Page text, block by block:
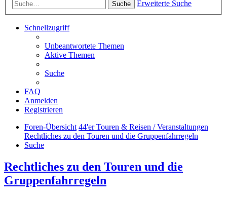
Suche Erweiterte Suche
Schnellzugriff
Unbeantwortete Themen
Aktive Themen
Suche
FAQ
Anmelden
Registrieren
Foren-Übersicht 44'er Touren & Reisen / Veranstaltungen
Rechtliches zu den Touren und die Gruppenfahrregeln
Suche
Rechtliches zu den Touren und die
Gruppenfahrregeln